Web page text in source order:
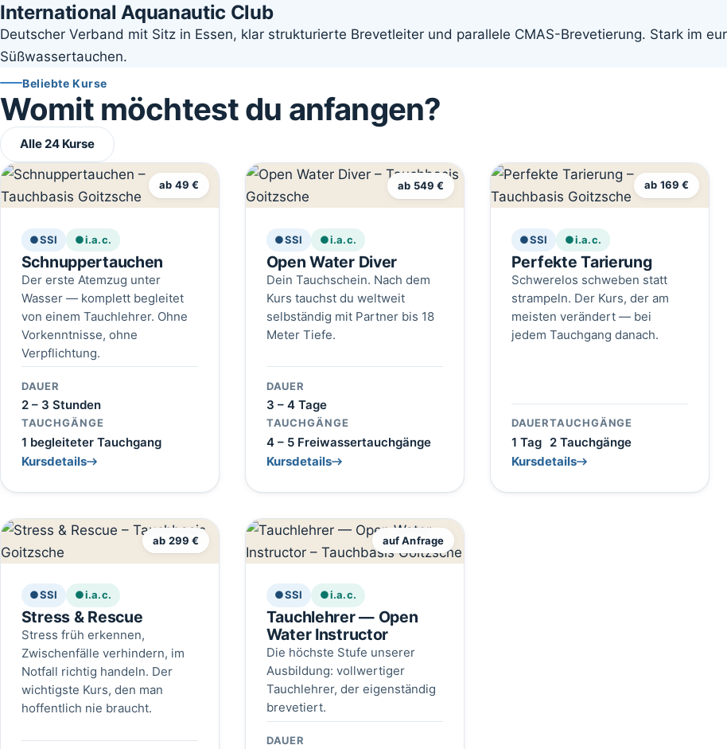
International Aquanautic Club
Deutscher Verband mit Sitz in Essen, klar strukturierte Brevetleiter und parallele CMAS-Brevetierung. Stark im
Süßwassertauchen.
Beliebte Kurse
Womit möchtest du anfangen?
Alle 24 Kurse
ab 49 €
●SSI ●i.a.c.
Schnuppertauchen
Der erste Atemzug unter
Wasser — komplett begleitet
von einem Tauchlehrer. Ohne
Vorkenntnisse, ohne
Verpflichtung.
DAUER
2 – 3 Stunden
TAUCHGÄNGE
1 begleiteter Tauchgang
Kursdetails
ab 549 €
●SSI ●i.a.c.
Open Water Diver
Dein Tauchschein. Nach dem
Kurs tauchst du weltweit
selbständig mit Partner bis 18
Meter Tiefe.
DAUER
3 – 4 Tage
TAUCHGÄNGE
4 – 5 Freiwassertauchgänge
Kursdetails
ab 169 €
●SSI ●i.a.c.
Perfekte Tarierung
Schwerelos schweben statt
strampeln. Der Kurs, der am
meisten verändert — bei
jedem Tauchgang danach.
DAUER
1 Tag
TAUCHGÄNGE
2 Tauchgänge
Kursdetails
ab 299 €
●SSI ●i.a.c.
Stress & Rescue
Stress früh erkennen,
Zwischenfälle verhindern, im
Notfall richtig handeln. Der
wichtigste Kurs, den man
hoffentlich nie braucht.
auf Anfrage
●SSI ●i.a.c.
Tauchlehrer — Open
Water Instructor
Die höchste Stufe unserer
Ausbildung: vollwertiger
Tauchlehrer, der eigenständig
brevetiert.
DAUER